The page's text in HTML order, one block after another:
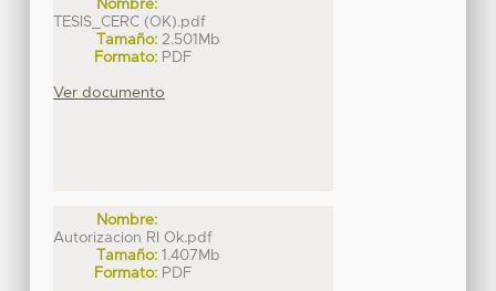
Nombre:
TESIS_CERC (OK).pdf
Tamaño: 2.501Mb
Formato: PDF
Ver documento
Nombre:
Autorizacion RI Ok.pdf
Tamaño: 1.407Mb
Formato: PDF